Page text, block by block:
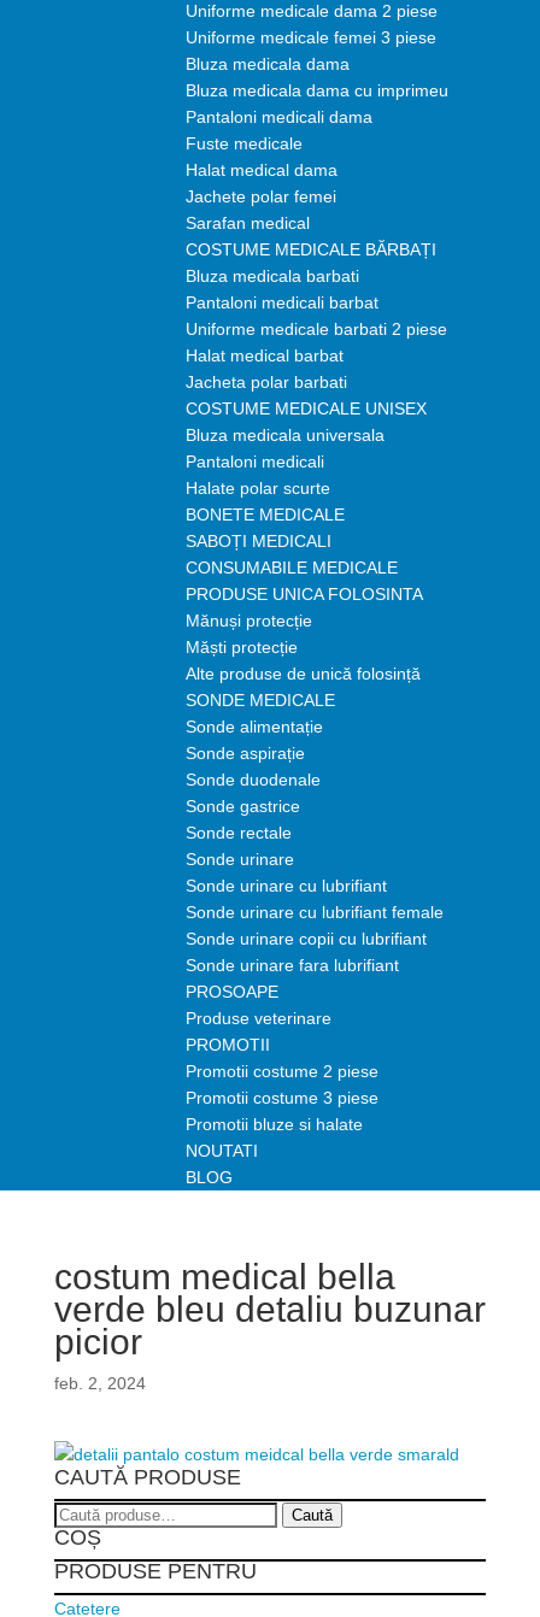
Uniforme medicale dama 2 piese
Uniforme medicale femei 3 piese
Bluza medicala dama
Bluza medicala dama cu imprimeu
Pantaloni medicali dama
Fuste medicale
Halat medical dama
Jachete polar femei
Sarafan medical
COSTUME MEDICALE BĂRBAȚI
Bluza medicala barbati
Pantaloni medicali barbat
Uniforme medicale barbati 2 piese
Halat medical barbat
Jacheta polar barbati
COSTUME MEDICALE UNISEX
Bluza medicala universala
Pantaloni medicali
Halate polar scurte
BONETE MEDICALE
SABOȚI MEDICALI
CONSUMABILE MEDICALE
PRODUSE UNICA FOLOSINTA
Mănuși protecție
Măști protecție
Alte produse de unică folosință
SONDE MEDICALE
Sonde alimentație
Sonde aspirație
Sonde duodenale
Sonde gastrice
Sonde rectale
Sonde urinare
Sonde urinare cu lubrifiant
Sonde urinare cu lubrifiant female
Sonde urinare copii cu lubrifiant
Sonde urinare fara lubrifiant
PROSOAPE
Produse veterinare
PROMOTII
Promotii costume 2 piese
Promotii costume 3 piese
Promotii bluze si halate
NOUTATI
BLOG
costum medical bella
verde bleu detaliu buzunar
picior
feb. 2, 2024
CAUTĂ PRODUSE
Caută
după:
Caută
COȘ
PRODUSE PENTRU
Catetere